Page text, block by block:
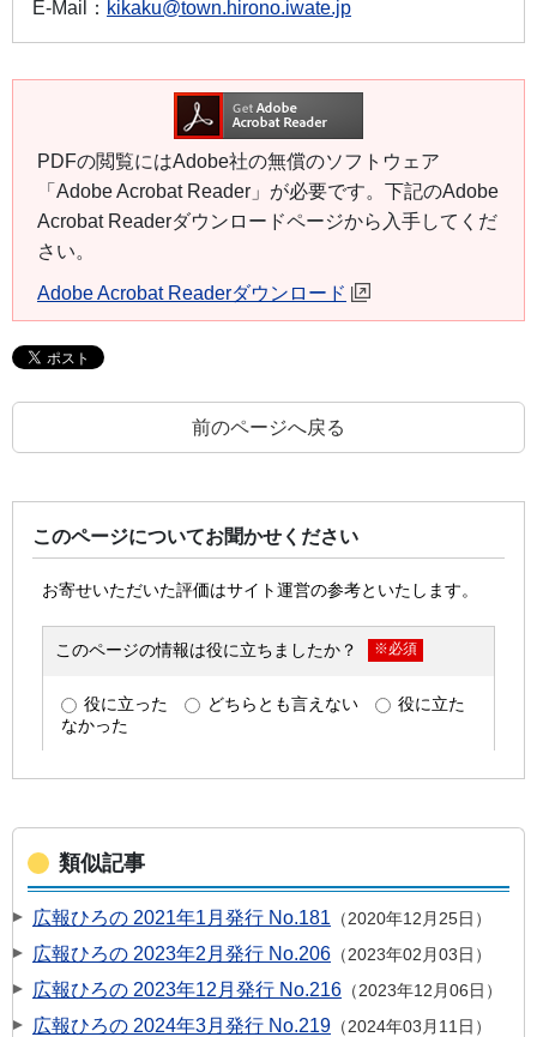
E-Mail： kikaku@town.hirono.iwate.jp
PDFの閲覧にはAdobe社の無償のソフトウェア
「Adobe Acrobat Reader」が必要です。下記のAdobe
Acrobat Readerダウンロードページから入手してくだ
さい。
Adobe Acrobat Readerダウンロード
前のページへ戻る
このページについてお聞かせください
類似記事
広報ひろの 2021年1月発行 No.181 2020年12月25日
広報ひろの 2023年2月発行 No.206 2023年02月03日
広報ひろの 2023年12月発行 No.216 2023年12月06日
広報ひろの 2024年3月発行 No.219 2024年03月11日